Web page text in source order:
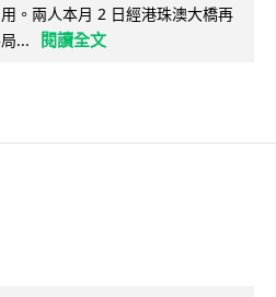
。兩人本月 2 日經港珠澳大橋再
...
閱讀全文